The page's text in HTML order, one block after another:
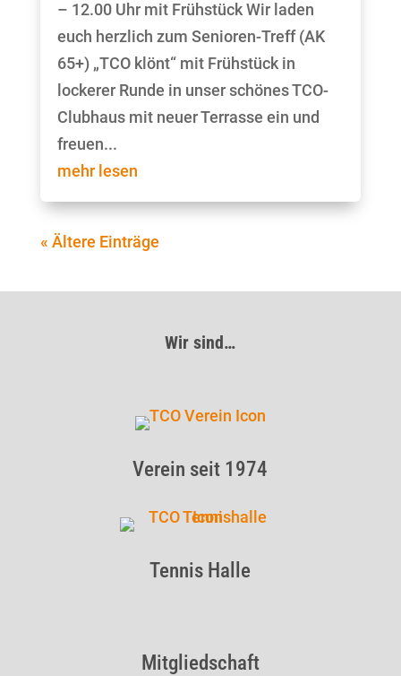
– 12.00 Uhr mit Frühstück Wir laden
euch herzlich zum Senioren-Treff (AK
65+) „TCO klönt“ mit Frühstück in
lockerer Runde in unser schönes TCO-
Clubhaus mit neuer Terrasse ein und
freuen...
mehr lesen
« Ältere Einträge
Wir sind…
Verein seit 1974
Tennis Halle
Mitgliedschaft